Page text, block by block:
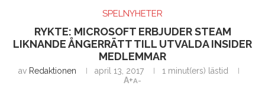
SPELNYHETER
RYKTE: MICROSOFT ERBJUDER STEAM
LIKNANDE ÅNGERRÄTT TILL UTVALDA INSIDER
MEDLEMMAR
av Redaktionen april 13, 2017
1 minut(ers) lästid
A+A-